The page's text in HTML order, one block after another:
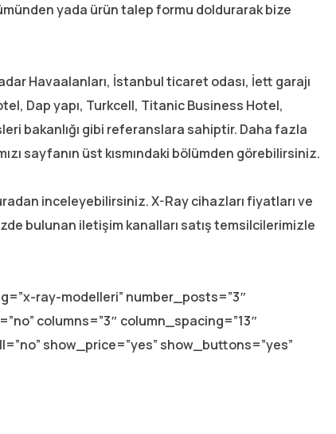
yada ürün talep formu doldurarak bize
Havaalanları, İstanbul ticaret odası, İett garajı
Dap yapı, Turkcell, Titanic Business Hotel,
bakanlığı gibi referanslara sahiptir. Daha fazla
sayfanın üst kısmındaki bölümden görebilirsiniz.
inceleyebilirsiniz. X-Ray cihazları fiyatları ve
bulunan iletişim kanalları satış temsilcilerimizle
ray-modelleri” number_posts=”3″
columns=”3″ column_spacing=”13″
show_price=”yes” show_buttons=”yes”